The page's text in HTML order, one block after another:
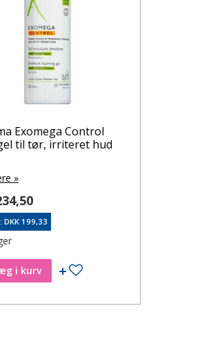
Exomega Control
til tør, irriteret hud
»
DKK 199,33
i kurv Tilføj til ønskeseddel